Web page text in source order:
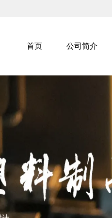
首页 公司简介